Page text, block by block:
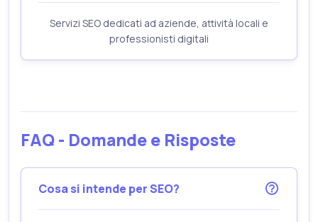
Servizi SEO dedicati ad aziende, attività locali e
professionisti digitali
FAQ - Domande e Risposte
Cosa si intende per SEO?